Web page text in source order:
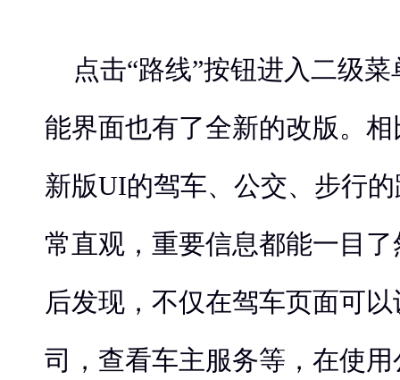
点击“路线”按钮进入二级
能界面也有了全新的改版。
新版UI的驾车、公交、步行
常直观，重要信息都能一目
后发现，不仅在驾车页面可
司，查看车主服务等，在使